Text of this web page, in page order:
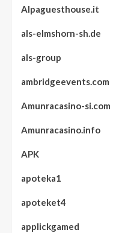
Alpaguesthouse.it
als-elmshorn-sh.de
als-group
ambridgeevents.com
Amunracasino-si.com
Amunracasino.info
APK
apoteka1
apoteket4
applickgamed